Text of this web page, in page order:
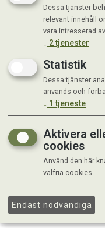
Dessa tjänster
relevant innehåll
vara intresserad av.
↓ 2tjenester
Statistik
Dessa tjänster
används och
↓ 1 tjeneste
Aktivera
cookies
Använd den här
valfria cookies.
Endast nödvändiga